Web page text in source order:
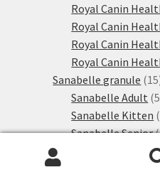
Royal Canin
Royal Canin
Royal Canin
Royal Canin
Sanabelle granule 15
Sanabelle Adult 5
Sanabelle Kitten
Sanabelle Senior
Sanabelle
Schesir